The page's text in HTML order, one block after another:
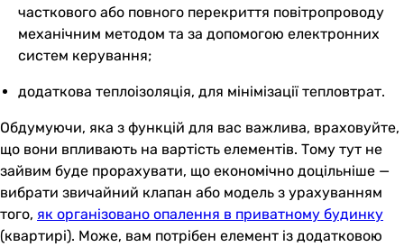
часткового або повного перекриття повітропроводу
механічним методом та за допомогою електронних
систем керування;
додаткова теплоізоляція, для мінімізації тепловтрат.
Обдумуючи, яка з функцій для вас важлива, враховуйте,
що вони впливають на вартість елементів. Тому тут не
зайвим буде прорахувати, що економічно доцільніше —
вибрати звичайний клапан або модель з урахуванням
того, як організовано опалення в приватному будинку
(квартирі). Може, вам потрібен елемент із додатковою